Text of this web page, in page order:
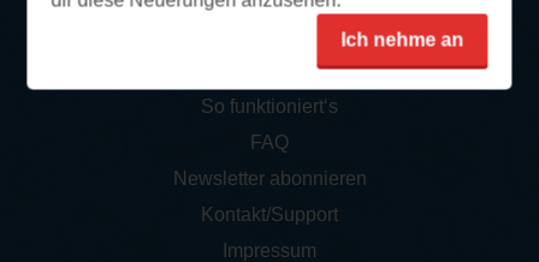
Ich nehme an
So funktioniert‘s
FAQ
Newsletter abonnieren
Kontakt/Support
Impressum